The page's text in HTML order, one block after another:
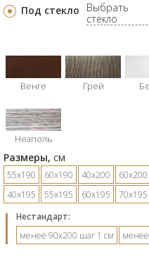
Под стекло
Выбрать
стекло
Венге Грей
Неаполь
Размеры, см
55х190 60х190 40х200 60х200
40х195
55х195 60х195 70х195
Hестандарт:
менее 90х200 шаг 1 см